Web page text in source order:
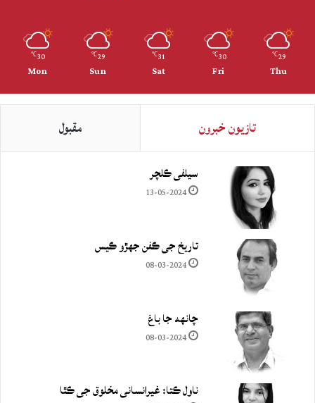
29
℃
Thu
30
℃
Fri
31
℃
Sat
29
℃
Sun
30
℃
Mon
تازيون خبرون مقبول
سيلفي ڪلچر
13-05-2024
تاريخ جي ڪفن جھڙو ڪيس
08-03-2024
چانهه جا باغ
08-03-2024
ناول ڪتا: غيرانساني مخلوق جي ڪٿا